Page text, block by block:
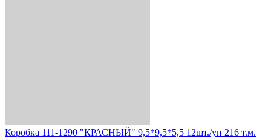
Коробка 111-1290 "КРАСНЫЙ" 9,5*9,5*5,5 12шт./уп 216 т.м.